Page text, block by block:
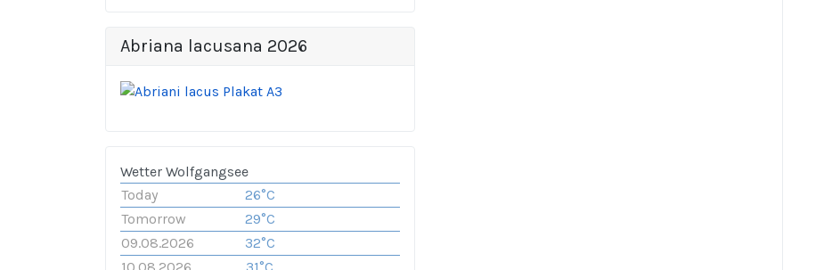
Abriana lacusana 2026
Wetter Wolfgangsee
Today
26°C
Tomorrow
29°C
09.08.2026
32°C